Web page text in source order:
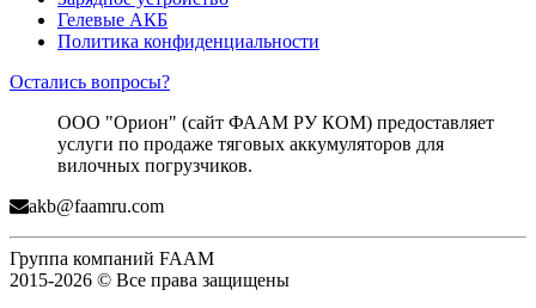
Гелевые АКБ
Политика конфиденциальности
Остались вопросы?
ООО "Орион" (сайт ФААМ РУ КОМ) предоставляет
услуги по продаже тяговых аккумуляторов для
вилочных погрузчиков.
akb@faamru.com
Группа компаний FAAM
2015-2026 © Все права защищены